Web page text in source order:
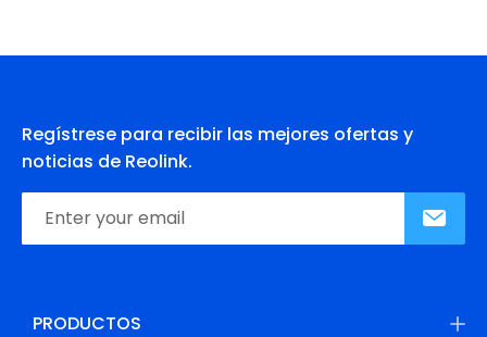
Regístrese para recibir las mejores ofertas y
noticias de Reolink.
PRODUCTOS